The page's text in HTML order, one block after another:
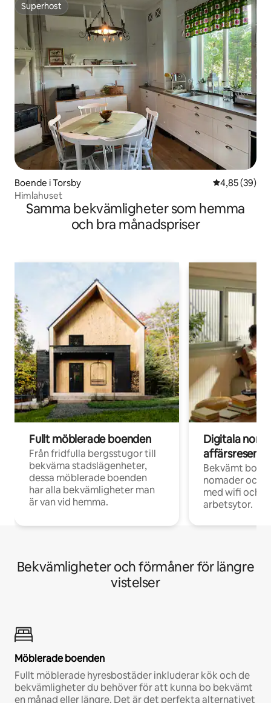
Superhost
Superhost
Boende i Torsby 4,85 av 5 i
4,85 (39)
Himlahuset
Samma bekvämligheter som hemma
och bra månadspriser
Fullt möblerade boenden
Från fridfulla bergsstugor till
bekväma stadslägenheter,
dessa möblerade boenden
har alla bekvämligheter man
är van vid hemma.
Digitala
Bekvämt
nomader och
med wifi och
arbetsytor.
Bekvämligheter och förmåner för längre
vistelser
Möblerade boenden
Fullt möblerade hyresbostäder inkluderar kök och de
bekvämligheter du behöver för att kunna bo bekvämt
en månad eller längre. Det är det perfekta alternativet